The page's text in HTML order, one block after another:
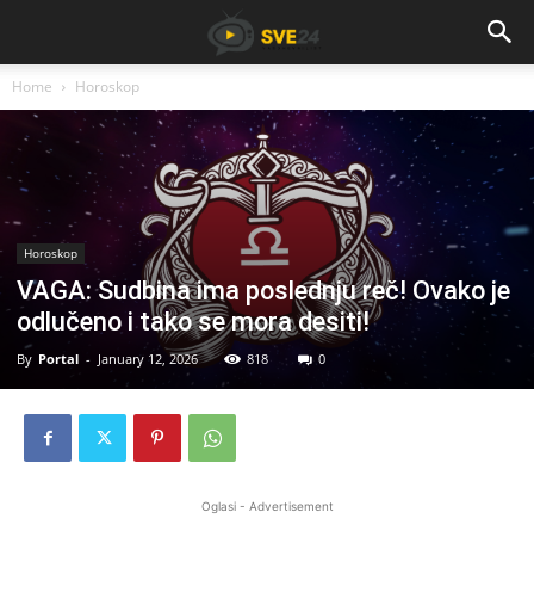
Home Horoskop
Horoskop
VAGA: Sudbina ima poslednju reč! Ovako je
odlučeno i tako se mora desiti!
By Portal - January 12, 2026 818 0
Oglasi - Advertisement